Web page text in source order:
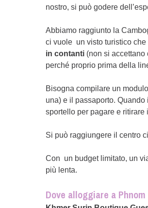
nostro, si può godere
Abbiamo raggiunto la
ci vuole un visto turistico
in contanti (non si
perché proprio prima della
Bisogna compilare un
una) e il passaporto.
sportello per pagare e ritirare
Si può raggiungere il centro
Con un budget limitato, un
più lenta.
Dove alloggiare a Phnom